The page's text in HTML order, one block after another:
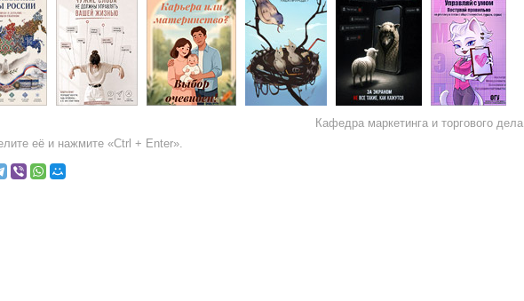
Кафедра маркетинга и торгового дела
её и нажмите «Ctrl + Enter».